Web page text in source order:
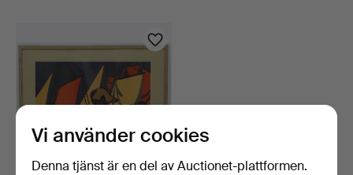
Vi använder cookies
Denna tjänst är en del av Auctionet-plattformen.